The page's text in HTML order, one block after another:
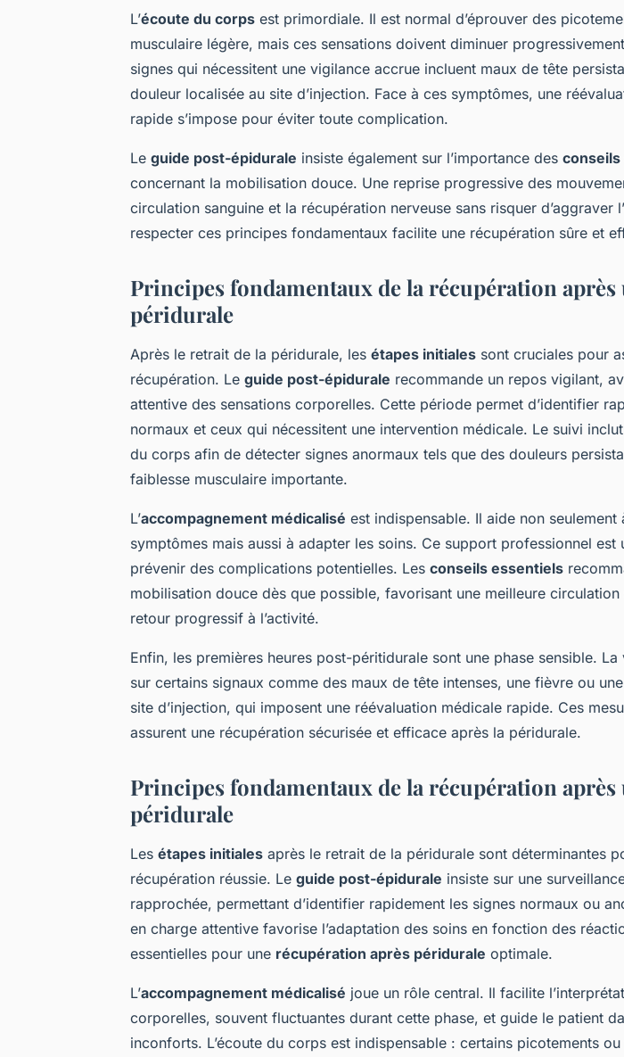
L’écoute du corps est primordiale. Il est normal d’éprouver des
musculaire légère, mais ces sensations doivent diminuer
signes qui nécessitent une vigilance accrue incluent maux de tête
douleur localisée au site d’injection. Face à ces symptômes, une
rapide s’impose pour éviter toute complication.
Le guide post-épidurale insiste également sur l’importance des
concernant la mobilisation douce. Une reprise progressive des
circulation sanguine et la récupération nerveuse sans risquer d’aggraver
respecter ces principes fondamentaux facilite une récupération sûre et
Principes fondamentaux de la récupération après
péridurale
Après le retrait de la péridurale, les étapes initiales sont cruciales pour
récupération. Le guide post-épidurale recommande un repos vigilant,
attentive des sensations corporelles. Cette période permet d’identifier
normaux et ceux qui nécessitent une intervention médicale. Le suivi
du corps afin de détecter signes anormaux tels que des douleurs
faiblesse musculaire importante.
L’accompagnement médicalisé est indispensable. Il aide non seulement
symptômes mais aussi à adapter les soins. Ce support professionnel est
prévenir des complications potentielles. Les conseils essentiels
mobilisation douce dès que possible, favorisant une meilleure circulation
retour progressif à l’activité.
Enfin, les premières heures post-péritidurale sont une phase sensible.
sur certains signaux comme des maux de tête intenses, une fièvre ou
site d’injection, qui imposent une réévaluation médicale rapide. Ces
assurent une récupération sécurisée et efficace après la péridurale.
Principes fondamentaux de la récupération après
péridurale
Les étapes initiales après le retrait de la péridurale sont déterminantes
récupération réussie. Le guide post-épidurale insiste sur une
rapprochée, permettant d’identifier rapidement les signes normaux ou
en charge attentive favorise l’adaptation des soins en fonction des
essentielles pour une récupération après péridurale optimale.
L’accompagnement médicalisé joue un rôle central. Il facilite
corporelles, souvent fluctuantes durant cette phase, et guide le patient
inconforts. L’écoute du corps est indispensable : certains picotements